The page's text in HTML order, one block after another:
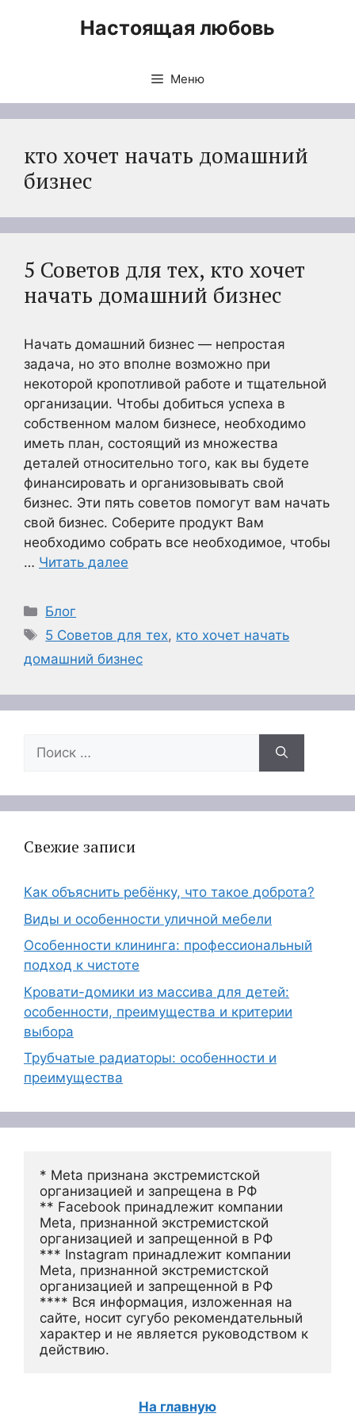
Настоящая любовь
Меню
кто хочет начать домашний
бизнес
5 Советов для тех, кто хочет
начать домашний бизнес
Начать домашний бизнес — непростая
задача, но это вполне возможно при
некоторой кропотливой работе и тщательной
организации. Чтобы добиться успеха в
собственном малом бизнесе, необходимо
иметь план, состоящий из множества
деталей относительно того, как вы будете
финансировать и организовывать свой
бизнес. Эти пять советов помогут вам начать
свой бизнес. Соберите продукт Вам
необходимо собрать все необходимое, чтобы
… Читать далее
Рубрики
Блог
Метки
5 Советов для тех, кто хочет начать
домашний бизнес
Поиск:
Свежие записи
Как объяснить ребёнку, что такое доброта?
Виды и особенности уличной мебели
Особенности клининга: профессиональный
подход к чистоте
Кровати-домики из массива для детей:
особенности, преимущества и критерии
выбора
Трубчатые радиаторы: особенности и
преимущества
* Meta признана экстремистской
организацией и запрещена в РФ
** Facebook принадлежит компании
Meta, признанной экстремистской
организацией и запрещенной в РФ
*** Instagram принадлежит компании
Meta, признанной экстремистской
организацией и запрещенной в РФ
**** Вся информация, изложенная на
сайте, носит сугубо рекомендательный
характер и не является руководством к
действию.
На главную